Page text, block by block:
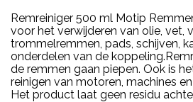
Remreiniger 500 ml Motip
voor het verwijderen van olie, vet,
trommelremmen, pads, schijven,
onderdelen van de
de remmen gaan piepen. Ook is
reinigen van motoren, machines
Het product laat geen residu